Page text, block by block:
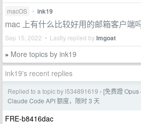
macOS • ink19
mac 上有什么比较好用的邮箱客户端
Sep 15, 2022 • Lastly replied bylmgoat
» More topics by ink19
ink19's recent replies
Replied to a topic by l534891619 › [免费蹬
Claude Code API 额度，限时 3 天
FRE-b8416dac